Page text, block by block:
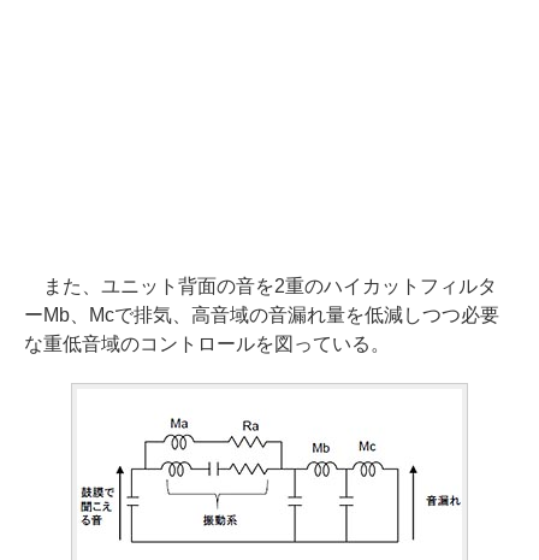
また、ユニット背面の音を2重のハイカットフィルタ
ーMb、Mcで排気、高音域の音漏れ量を低減しつつ必要
な重低音域のコントロールを図っている。